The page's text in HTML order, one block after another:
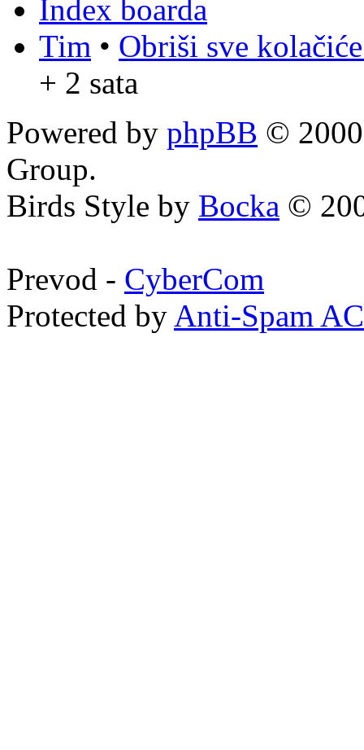
Index boarda
Tim • Obriši sve
+ 2 sata
Powered by phpBB ©
Group.
Birds Style by Bocka ©
Prevod - CyberCom
Protected by Anti-Spam